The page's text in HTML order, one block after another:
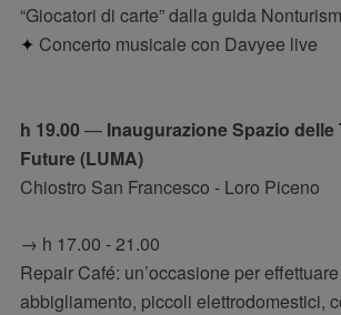
“Giocatori di carte” dalla guida
✦ Concerto musicale con Davyee live
h 19.00 — Inaugurazione Spazio delle
Future (LUMA)
Chiostro San Francesco - Loro Piceno
→ h 17.00 - 21.00
Repair Café: un’occasione per
abbigliamento, piccoli elettrodomestici,